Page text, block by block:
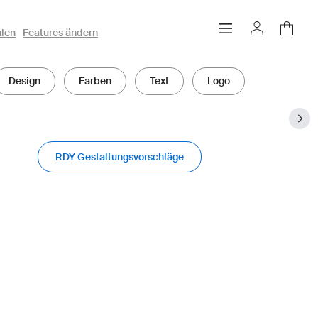
Features ändern
Design Farben Text Logo
RDY Gestaltungsvorschläge